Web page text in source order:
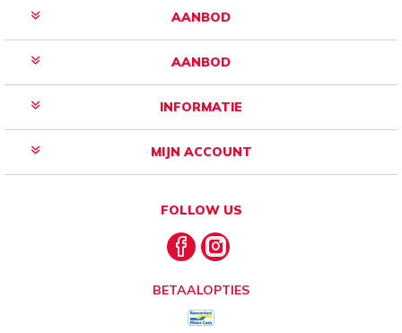
AANBOD
AANBOD
INFORMATIE
MIJN ACCOUNT
FOLLOW US
BETAALOPTIES